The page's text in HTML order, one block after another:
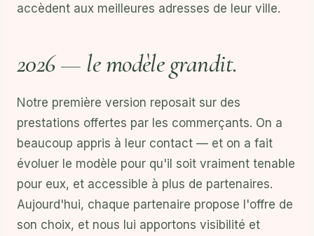
accèdent aux meilleures adresses de leur ville.
2026 — le modèle grandit.
Notre première version reposait sur des
prestations offertes par les commerçants. On a
beaucoup appris à leur contact — et on a fait
évoluer le modèle pour qu'il soit vraiment tenable
pour eux, et accessible à plus de partenaires.
Aujourd'hui, chaque partenaire propose l'offre de
son choix, et nous lui apportons visibilité et